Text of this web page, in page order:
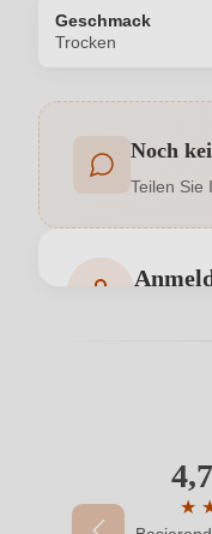
Geschmack
Trocken
Allergene
Cuvée-Rebsorten
Noch
Teilen Sie
Ihre E-Mail-
★